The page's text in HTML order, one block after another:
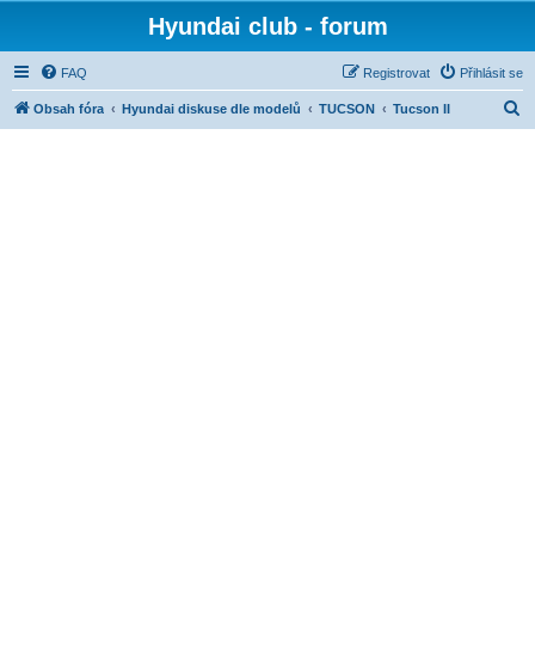
Hyundai club - forum
FAQ Přihlásit se
Registrovat
Obsah fóra Hyundai diskuse dle modelů TUCSON Tucson II